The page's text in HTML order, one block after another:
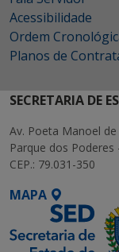
Acessibilidade
Ordem
Planos de
SECRETARIA DE
Av. Poeta Manoel
Parque dos
CEP.: 79.031-350
MAPA